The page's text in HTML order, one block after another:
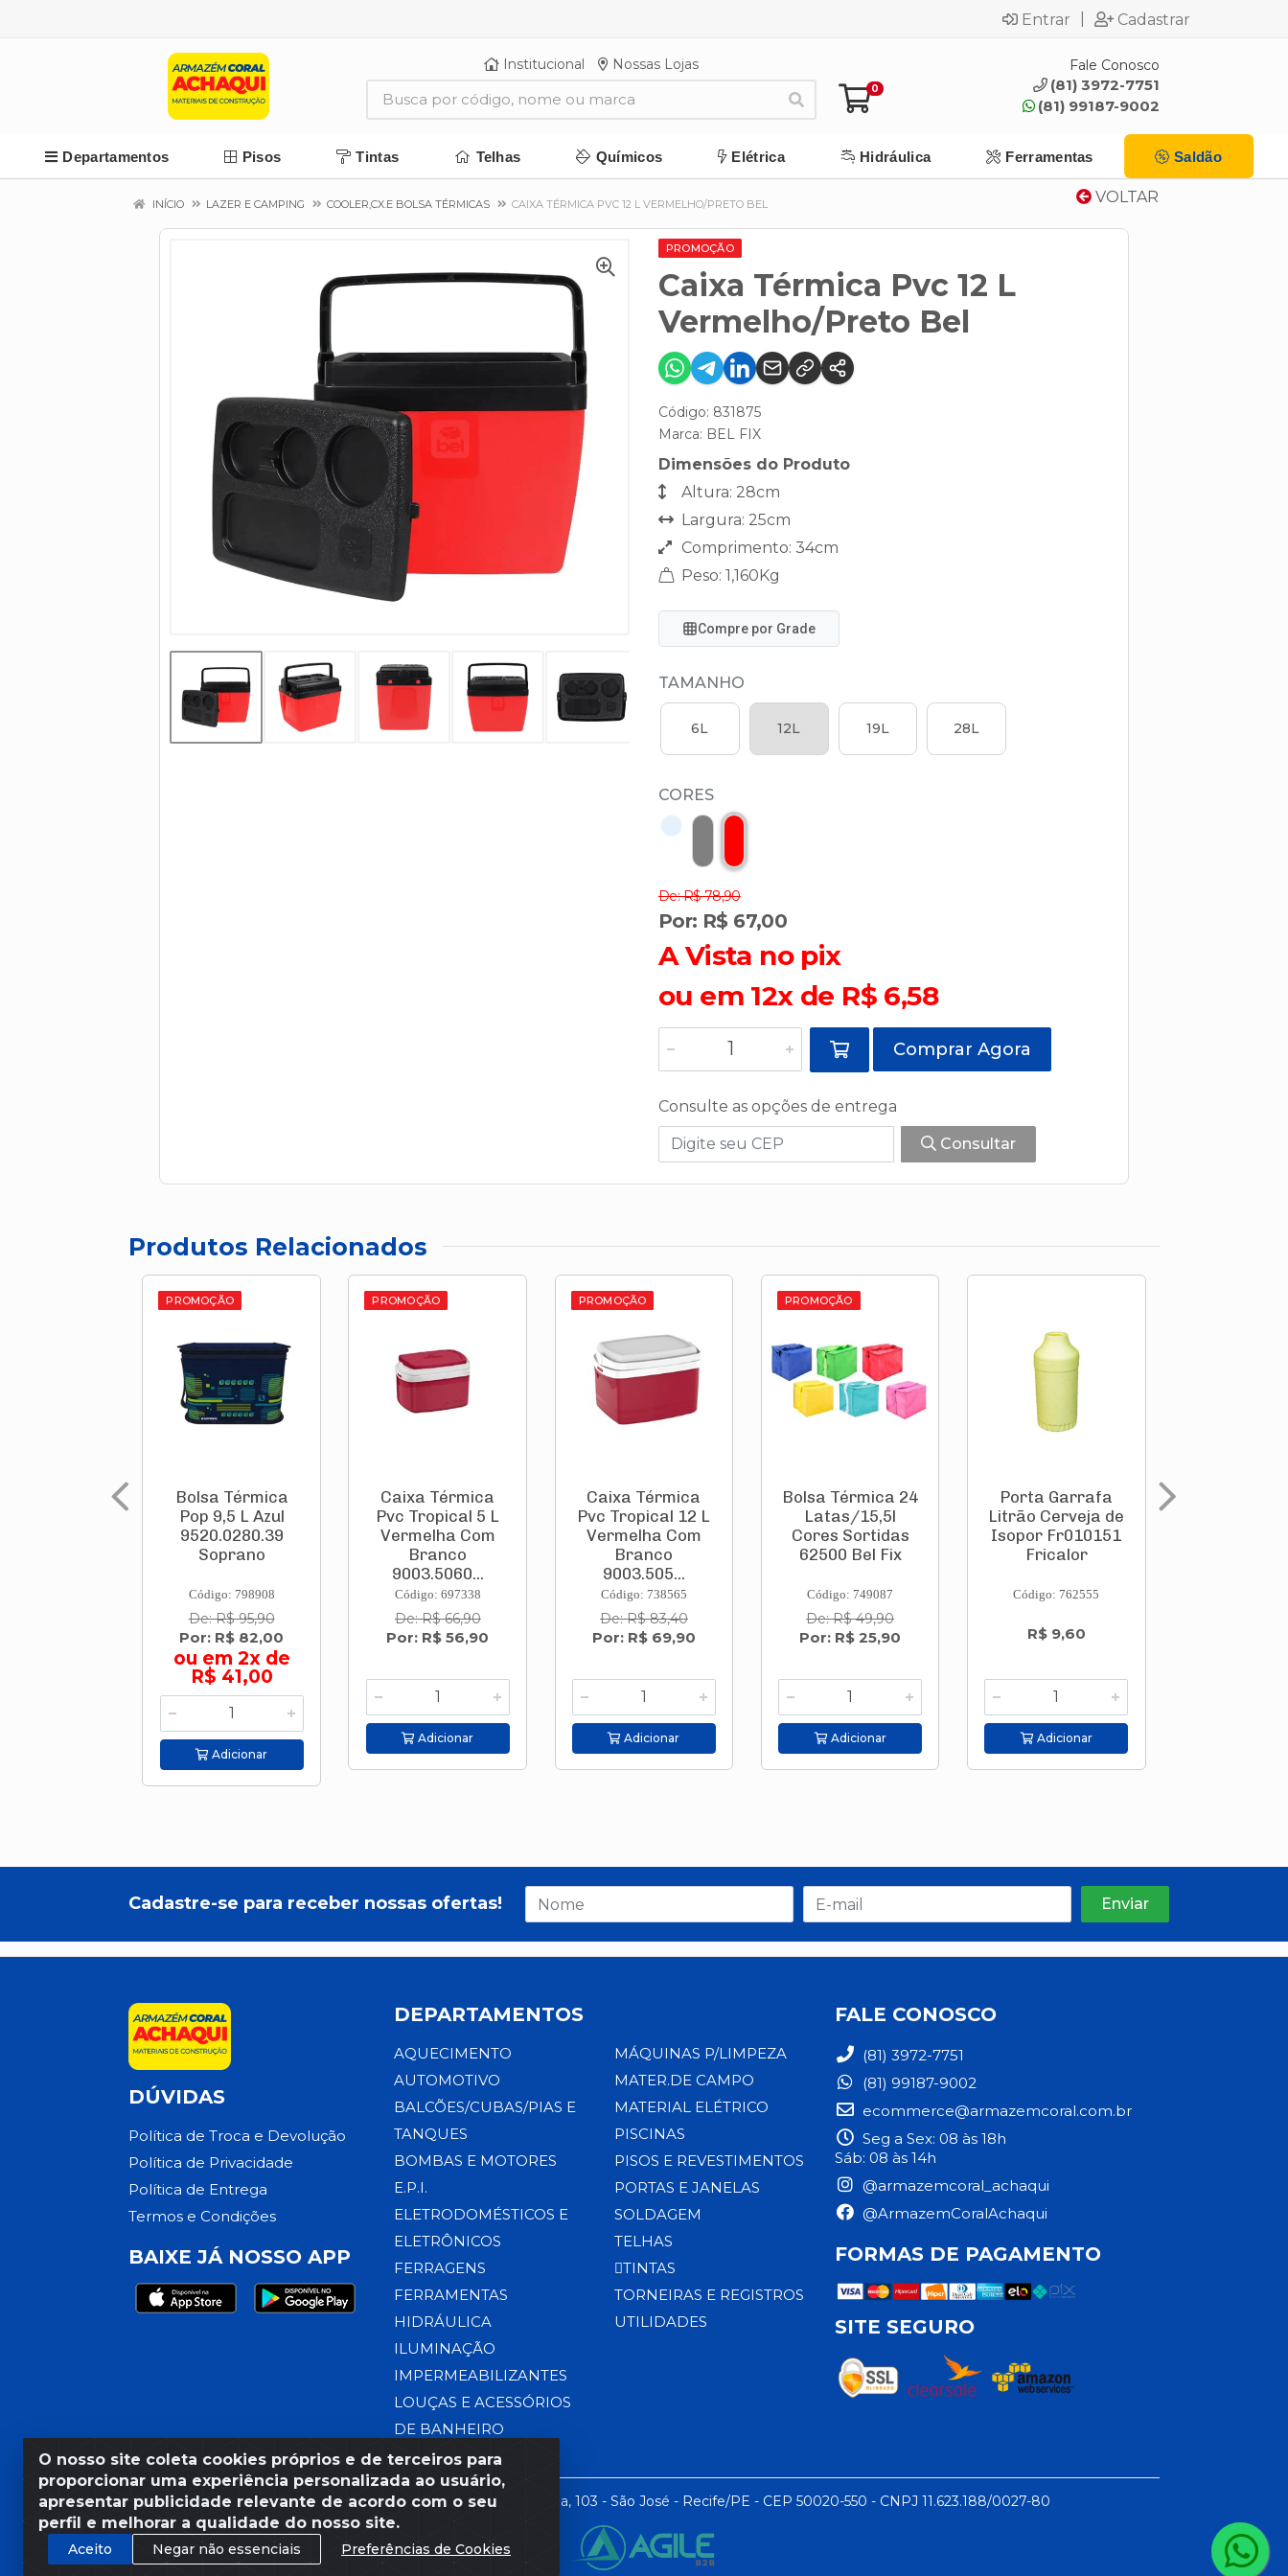
Entrar Cadastrar
Institucional Nossas Lojas
0
Fale Conosco
(81) 3972-7751
(81) 99187-9002
Departamentos Pisos Tintas Telhas Químicos Elétrica Hidráulica Ferramentas Saldão
VOLTAR
INÍCIO LAZER E CAMPING COOLER,CX.E BOLSA TÉRMICAS CAIXA TÉRMICA PVC 12 L VERMELHO/PRETO BEL
PROMOÇÃO
Caixa Térmica Pvc 12 L
Vermelho/Preto Bel
Código: 831875
Marca: BEL FIX
Dimensões do Produto
Altura: 28cm
Largura: 25cm
Comprimento: 34cm
Peso: 1,160Kg
Compre por Grade
TAMANHO
6L 12L 19L 28L
CORES
De: R$ 78,90
Por: R$ 67,00
A Vista no pix
ou em 12x de R$ 6,58
Comprar Agora
Consulte as opções de entrega
Consultar
Produtos Relacionados
PROMOÇÃO
Bolsa Térmica
Pop 9,5 L Azul
9520.0280.39
Soprano
Código: 798908
De: R$ 95,90
Por: R$ 82,00
ou em 2x de
R$ 41,00
Adicionar
PROMOÇÃO
Caixa Térmica
Pvc Tropical 5 L
Vermelha Com
Branco
9003.5060...
Código: 697338
De: R$ 66,90
Por: R$ 56,90
Adicionar
PROMOÇÃO
Caixa Térmica
Pvc Tropical 12 L
Vermelha Com
Branco
9003.505...
Código: 738565
De: R$ 83,40
Por: R$ 69,90
Adicionar
PROMOÇÃO
Bolsa Térmica 24
Latas/15,5l
Cores Sortidas
62500 Bel Fix
Código: 749087
De: R$ 49,90
Por: R$ 25,90
Adicionar
Porta Garrafa
Litrão Cerveja de
Isopor Fr010151
Fricalor
Código: 762555
R$ 9,60
Adicionar
O nosso site coleta cookies próprios e de terceiros para
proporcionar uma experiência personalizada ao usuário,
apresentar publicidade relevante de acordo com o seu
perfil e melhorar a qualidade do nosso site.
Aceito Negar não essenciais Preferências de Cookies
Cadastre-se para receber nossas ofertas!
DÚVIDAS
Política de Troca e Devolução
Política de Privacidade
Política de Entrega
Termos e Condições
BAIXE JÁ NOSSO APP
DEPARTAMENTOS
AQUECIMENTO
AUTOMOTIVO
BALCÕES/CUBAS/PIAS E
TANQUES
BOMBAS E MOTORES
E.P.I.
ELETRODOMÉSTICOS E
ELETRÔNICOS
FERRAGENS
FERRAMENTAS
HIDRÁULICA
ILUMINAÇÃO
IMPERMEABILIZANTES
LOUÇAS E ACESSÓRIOS
DE BANHEIRO
MÁQUINAS P/LIMPEZA
MATER.DE CAMPO
MATERIAL ELÉTRICO
PISCINAS
PISOS E REVESTIMENTOS
PORTAS E JANELAS
SOLDAGEM
TELHAS
TINTAS
TORNEIRAS E REGISTROS
UTILIDADES
FALE CONOSCO
(81) 3972-7751
(81) 99187-9002
ecommerce@armazemcoral.com.br
Seg a Sex: 08 às 18h
Sáb: 08 às 14h
@armazemcoral_achaqui
@ArmazemCoralAchaqui
FORMAS DE PAGAMENTO
SITE SEGURO
Razão Social: Armazém Coral LTDA - Rua da Praia, 103 - São José - Recife/PE - CEP 50020-550 - CNPJ 11.623.188/0027-80